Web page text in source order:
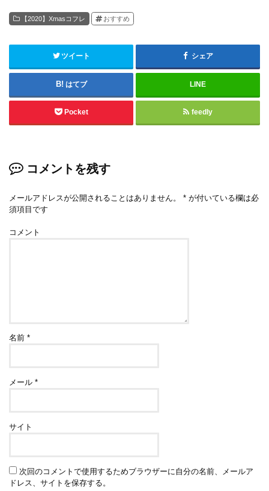
【2020】Xmasコフレ おすすめ
ツイート シェア
はてブ LINE
Pocket feedly
コメントを残す
メールアドレスが公開されることはありません。 * が付いている欄は必
須項目です
コメント
名前*
メール*
サイト
次回のコメントで使用するためブラウザーに自分の名前、メールア
ドレス、サイトを保存する。